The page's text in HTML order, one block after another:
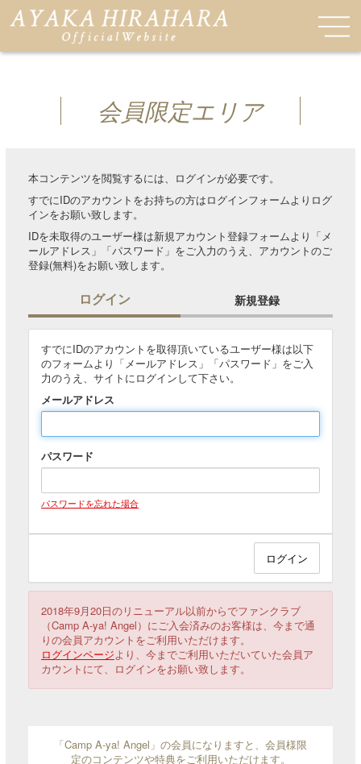
会員限定エリア
本コンテンツを閲覧するには、ログインが必要です。
すでにIDのアカウントをお持ちの方はログインフォームよりログ
インをお願い致します。
IDを未取得のユーザー様は新規アカウント登録フォームより「メ
ールアドレス」「パスワード」をご入力のうえ、アカウントのご
登録(無料)をお願い致します。
ログイン 新規登録
すでにIDのアカウントを取得頂いているユーザー様は以下
のフォームより「メールアドレス」「パスワード」をご入
力のうえ、サイトにログインして下さい。
メールアドレス
パスワード
パスワードを忘れた場合
2018年9月20日のリニューアル以前からでファンクラブ
（Camp A-ya! Angel）にご入会済みのお客様は、今まで通
りの会員アカウントをご利用いただけます。
ログインページより、今までご利用いただいていた会員ア
カウントにて、ログインをお願い致します。
「Camp A-ya! Angel」の会員になりますと、会員様限
定のコンテンツや特典をご利用いただけます。